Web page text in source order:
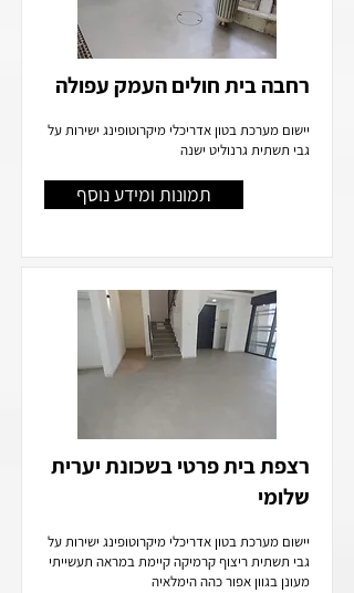
רחבה בית חולים העמק עפולה
יישום מערכת בטון אדריכלי מיקרוטופינג ישירות על
גבי תשתית גרנוליט ישנה
תמונות ומידע נוסף
רצפת בית פרטי בשכונת יערית
שלומי
יישום מערכת בטון אדריכלי מיקרוטופינג ישירות על
גבי תשתית ריצוף קרמיקה קיימת במראה תעשייתי
מעונן בגוון אפור כהה הימלאיה